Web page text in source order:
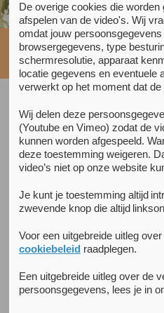
Home»Cliënten»Aanmelding,
vervolg
Het vervolg
Wat gebeurt er na het
Naar aanleiding van het
verschillende afspraken
bestaat bijvoorbeeld uit
behandelgesprekken of
Indien nodig besluiten we dat
Onze voorkeur gaat dan uit
jouw eigen omgeving
anders en dan verwijzen we
De overige cookies die worden
afspelen van de video's. Wij
omdat jouw
browsergegevens, type
schermresolutie, apparaat
locatie gegevens en eventuele
verwerkt op het moment dat
Wij delen deze
(Youtube en Vimeo) zodat de
kunnen worden afgespeeld.
deze toestemming weigeren.
video’s niet op onze website
Je kunt je toestemming altijd
zwevende knop die altijd
Voor een uitgebreide uitleg
cookiebeleid raadplegen.
Een uitgebreide uitleg over de
persoonsgegevens, lees je in